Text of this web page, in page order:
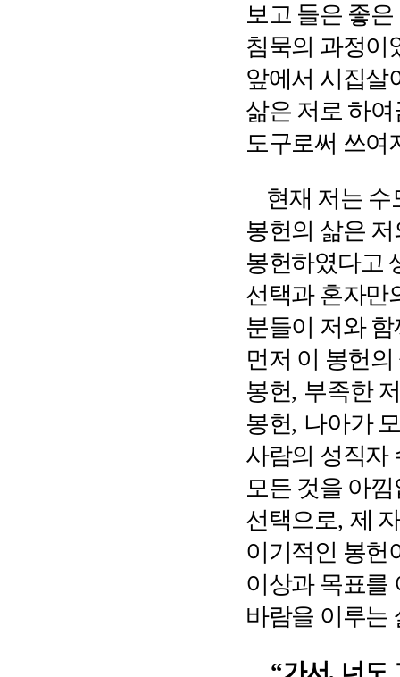
보고 들은 좋은
침묵의 과정이
앞에서 시집살
삶은 저로 하
도구로써 쓰여
현재 저는 수
봉헌의 삶은
봉헌하였다고
선택과 혼자만
분들이 저와
먼저 이 봉헌
봉헌, 부족한
봉헌, 나아가
사람의 성직자
모든 것을 아
선택으로, 제
이기적인 봉헌
이상과 목표를
바람을 이루는
“가서, 너도